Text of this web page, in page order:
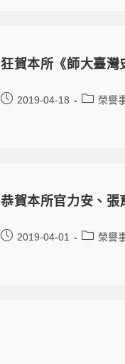
狂賀本所《師大臺灣
2019-04-18 榮譽
恭賀本所官力安、
2019-04-01 榮譽